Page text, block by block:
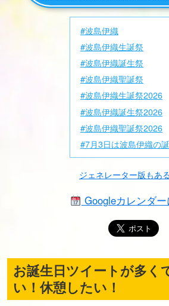
#波島伊織
#波島伊織生誕祭
#波島伊織誕生祭
#波島伊織聖誕祭
#波島伊織生誕祭2026
#波島伊織誕生祭2026
#波島伊織聖誕祭2026
#7月3日は波島伊織の
ジェネレーター版もあ
Googleカレンダ
お誕生日ツイートが多く
い！休憩したい！